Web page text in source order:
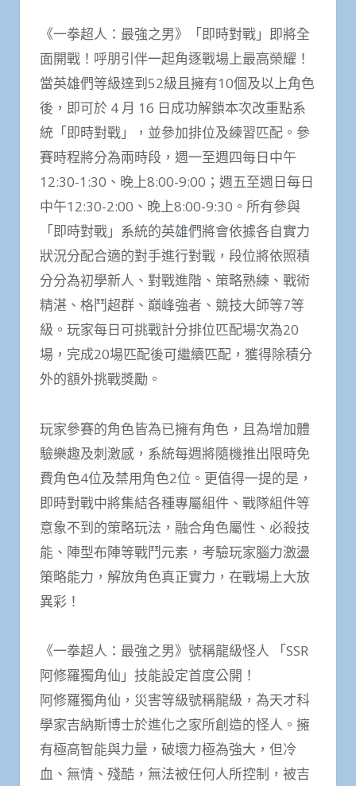
《一拳超人：最強之男》「即時對戰」即將全
面開戰！呼朋引伴一起角逐戰場上最高榮耀！
當英雄們等級達到52級且擁有10個及以上角色
後，即可於 4 月 16 日成功解鎖本次改重點系
統「即時對戰」，並參加排位及練習匹配。參
賽時程將分為兩時段，週一至週四每日中午
12:30-1:30、晚上8:00-9:00；週五至週日每日
中午12:30-2:00、晚上8:00-9:30。所有參與
「即時對戰」系統的英雄們將會依據各自實力
狀況分配合適的對手進行對戰，段位將依照積
分分為初學新人、對戰進階、策略熟練、戰術
精湛、格鬥超群、巔峰強者、競技大師等7等
級。玩家每日可挑戰計分排位匹配場次為20
場，完成20場匹配後可繼續匹配，獲得除積分
外的額外挑戰獎勵。
玩家參賽的角色皆為已擁有角色，且為增加體
驗樂趣及刺激感，系統每週將隨機推出限時免
費角色4位及禁用角色2位。更值得一提的是，
即時對戰中將集結各種專屬組件、戰隊組件等
意象不到的策略玩法，融合角色屬性、必殺技
能、陣型布陣等戰鬥元素，考驗玩家腦力激盪
策略能力，解放角色真正實力，在戰場上大放
異彩！
《一拳超人：最強之男》號稱龍級怪人 「SSR
阿修羅獨角仙」技能設定首度公開！
阿修羅獨角仙，災害等級號稱龍級，為天才科
學家吉納斯博士於進化之家所創造的怪人。擁
有極高智能與力量，破壞力極為強大，但冷
血、無情、殘酷，無法被任何人所控制，被吉